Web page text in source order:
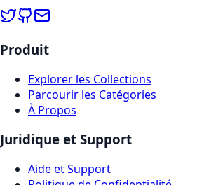
Produit
Explorer les Collections
Parcourir les Catégories
À Propos
Juridique et Support
Aide et Support